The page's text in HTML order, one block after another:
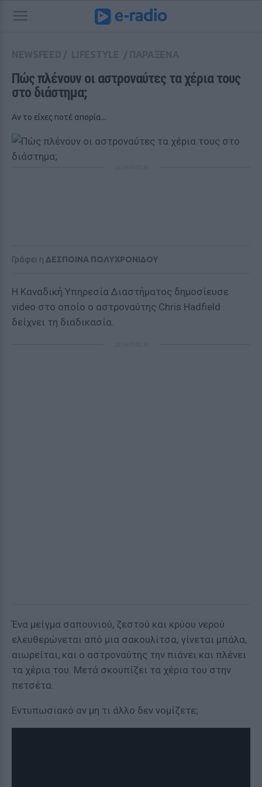
Πώς πλένουν οι αστροναύτες τα χέρια τους
στο διάστημα;
Aν το είχες ποτέ απορία...
Γράφει η ΔΕΣΠΟΙΝΑ ΠΟΛΥΧΡΟΝΙΔΟΥ
Η Καναδική Υπηρεσία Διαστήματος δημοσίευσε
video στο οποίο ο αστροναύτης Chris Hadfield
δείχνει τη διαδικασία.
Ένα μείγμα σαπουνιού, ζεστού και κρύου νερού
ελευθερώνεται από μια σακουλίτσα, γίνεται μπάλα,
αιωρείται, και ο αστροναύτης την πιάνει και πλένει
τα χέρια του. Μετά σκουπίζει τα χέρια του στην
πετσέτα.
Εντυπωσιακό αν μη τι άλλο δεν νομίζετε;